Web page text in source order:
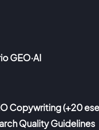
GEO·AI
Copywriting (+20
Quality Guidelines